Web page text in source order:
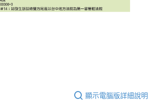
顯示電腦版詳細說明